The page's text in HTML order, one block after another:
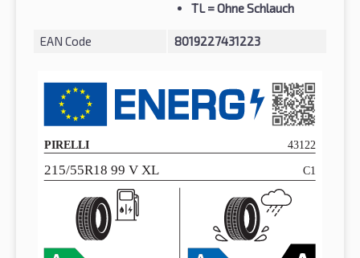
TL= Ohne Schlauch
EAN Code 8019227431223